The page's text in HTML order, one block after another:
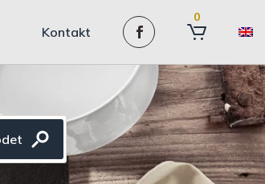
Kontakt
0